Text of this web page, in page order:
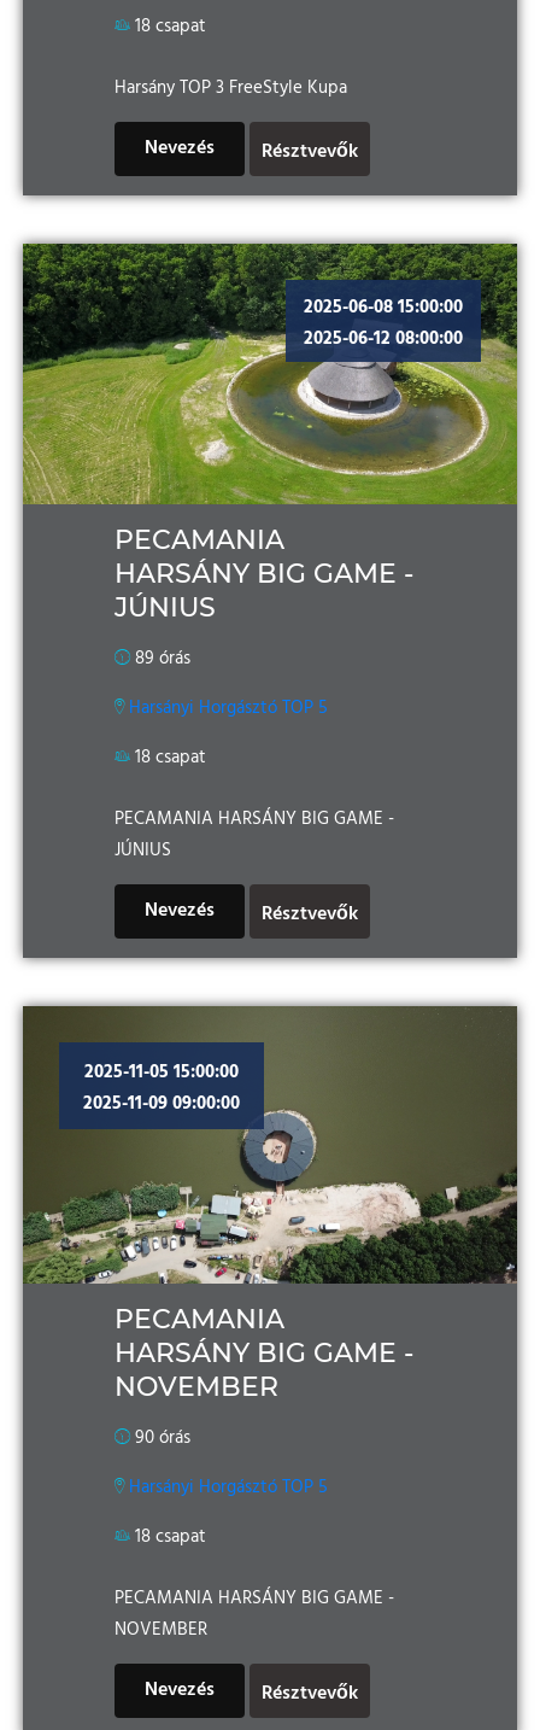
18 csapat
Harsány TOP 3 FreeStyle Kupa
Nevezés Résztvevők
PECAMANIA
HARSÁNY BIG GAME -
JÚNIUS
89 órás
Harsányi Horgásztó TOP 5
18 csapat
PECAMANIA HARSÁNY BIG GAME -
JÚNIUS
Nevezés Résztvevők
2025-06-08 15:00:00
2025-06-12 08:00:00
2025-11-05 15:00:00
2025-11-09 09:00:00
PECAMANIA
HARSÁNY BIG GAME -
NOVEMBER
90 órás
Harsányi Horgásztó TOP 5
18 csapat
PECAMANIA HARSÁNY BIG GAME -
NOVEMBER
Nevezés Résztvevők